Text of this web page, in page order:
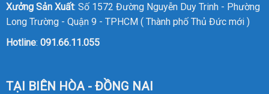
Xưởng Sản Xuất: Số 1572 Đường Nguyễn Duy Trinh - Phường
Long Trường - Quận 9 - TPHCM ( Thành phố Thủ Đức mới )
Hotline: 091.66.11.055
TẠI BIÊN HÒA - ĐỒNG NAI